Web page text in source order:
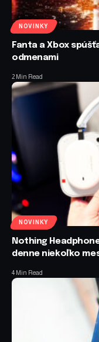
NOVINKY
Fanta a Xbox
odmenami
2 Min Read
NOVINKY
Nothing
denne niekoľko
4 Min Read